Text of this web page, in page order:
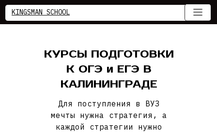
KINGSMAN SCHOOL
+7 (981) 469-75-05 / г. Калининград, ул. Тихая, 2
КУРСЫ ПОДГОТОВКИ
К ОГЭ и ЕГЭ В
КАЛИНИНГРАДЕ
Для поступления в ВУЗ
мечты нужна стратегия, а
каждой стратегии нужно